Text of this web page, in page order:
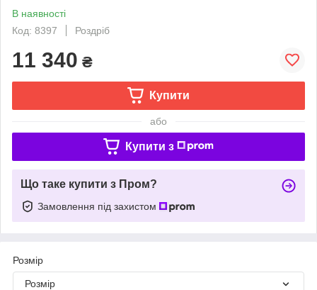
В наявності
Код: 8397
Роздріб
11 340 ₴
Купити
або
Купити з
Що таке купити з Пром?
Замовлення під захистом
Розмір
Розмір